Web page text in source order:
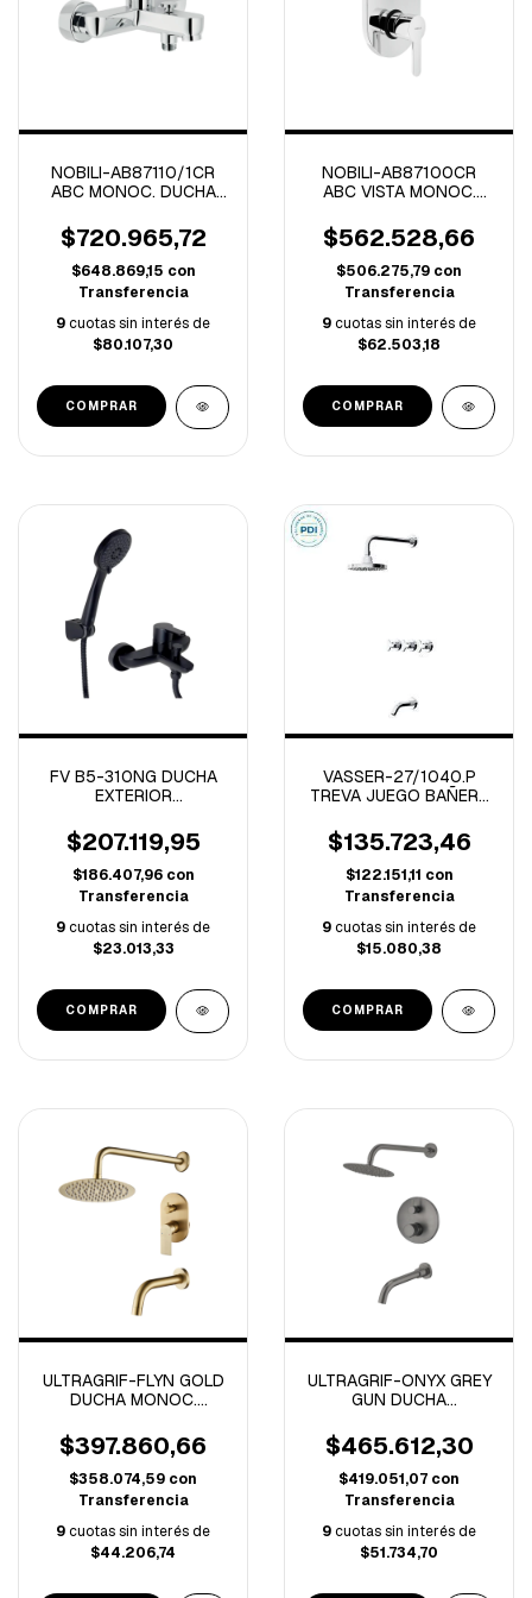
NOBILI-AB87110/1CR
ABC MONOC. DUCHA
$720.965,72
$648.869,15 con
Transferencia
9cuotas sin interés de
$80.107,30
NOBILI-AB87100CR
ABC VISTA MONOC.
CROMO
$562.528,66
$506.275,79 con
Transferencia
9cuotas sin interés de
$62.503,18
FV B5-310NG DUCHA
EXTERIOR
PUELO NEGRO
$207.119,95
$186.407,96 con
Transferencia
9cuotas sin interés de
$23.013,33
VASSER-27/1040.P
TREVA JUEGO BAÑERA
CROMO PDI
$135.723,46
$122.151,11 con
Transferencia
9cuotas sin interés de
$15.080,38
ULTRAGRIF-FLYN GOLD
DUCHA MONOC.
UGM1022G01-
$397.860,66
$358.074,59 con
Transferencia
9cuotas sin interés de
$44.206,74
ULTRAGRIF-ONYX GREY
GUN DUCHA
C/TRANSFERENCIA -
UGL1033GG01-
$465.612,30
$419.051,07 con
Transferencia
9cuotas sin interés de
$51.734,70